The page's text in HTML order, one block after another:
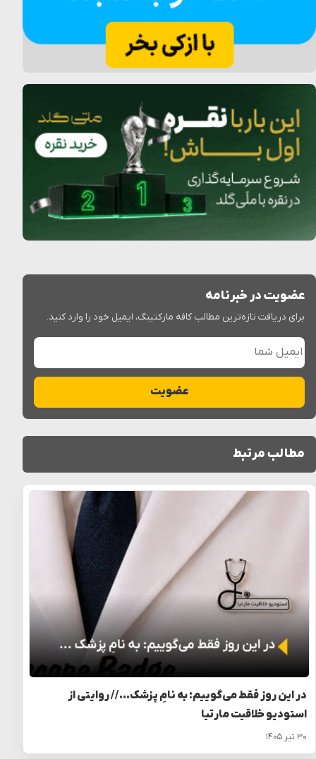
عضویت در خبرنامه
برای دریافت تازه‌ترین مطالب کافه مارکتینگ، ایمیل خود را وارد کنید.
ایمیل شما
عضویت
مطالب مرتبط
در این روز فقط می‌گوییم: به نامِ پزشک… // روایتی از
استودیو خلاقیت مارتیا
۳۰ تیر ۱۴۰۵